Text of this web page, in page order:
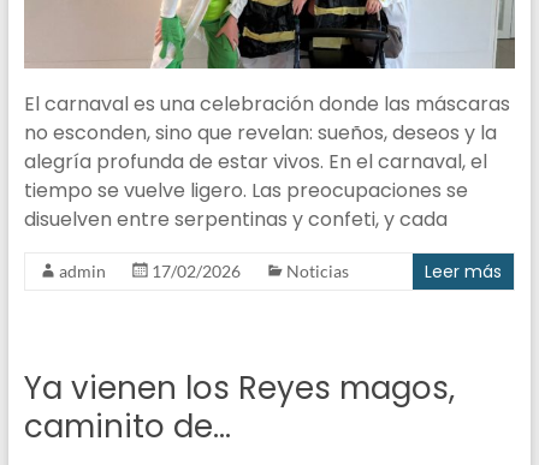
El carnaval es una celebración donde las máscaras
no esconden, sino que revelan: sueños, deseos y la
alegría profunda de estar vivos. En el carnaval, el
tiempo se vuelve ligero. Las preocupaciones se
disuelven entre serpentinas y confeti, y cada
admin 17/02/2026 Noticias Leer más
Ya vienen los Reyes magos,
caminito de…